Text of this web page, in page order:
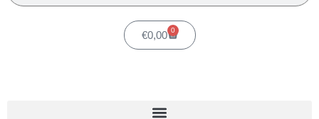
€0,00 0